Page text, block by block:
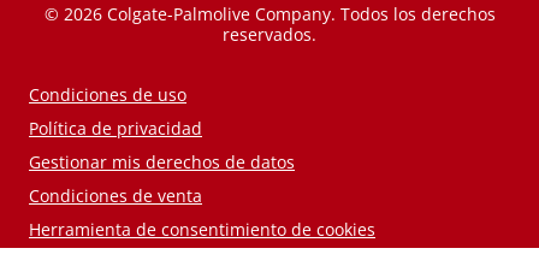
© 2026 Colgate-Palmolive Company. Todos los derechos
reservados.
Condiciones de uso
Política de privacidad
Gestionar mis derechos de datos
Condiciones de venta
Herramienta de consentimiento de cookies